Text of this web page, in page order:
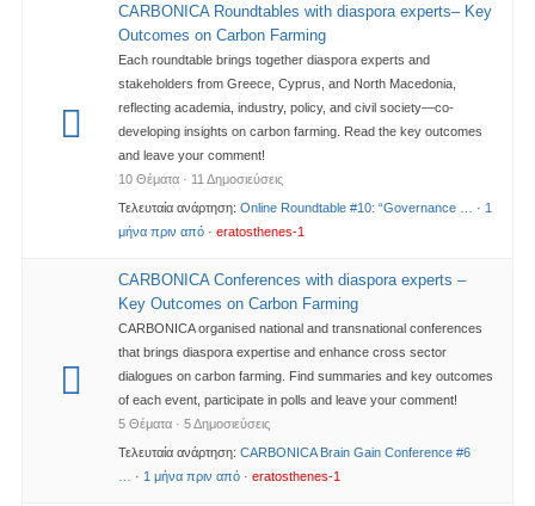
CARBONICA Roundtables with diaspora experts– Key
Outcomes on Carbon Farming
Each roundtable brings together diaspora experts and
stakeholders from Greece, Cyprus, and North Macedonia,
reflecting academia, industry, policy, and civil society—co-
developing insights on carbon farming. Read the key outcomes
and leave your comment!
10 Θέματα · 11 Δημοσιεύσεις
Τελευταία ανάρτηση: Online Roundtable #10: “Governance … · 1
μήνα πριν από · eratosthenes-1
CARBONICA Conferences with diaspora experts –
Key Outcomes on Carbon Farming
CARBONICA organised national and transnational conferences
that brings diaspora expertise and enhance cross sector
dialogues on carbon farming. Find summaries and key outcomes
of each event, participate in polls and leave your comment!
5 Θέματα · 5 Δημοσιεύσεις
Τελευταία ανάρτηση: CARBONICA Brain Gain Conference #6
· 1 μήνα πριν από · eratosthenes-1